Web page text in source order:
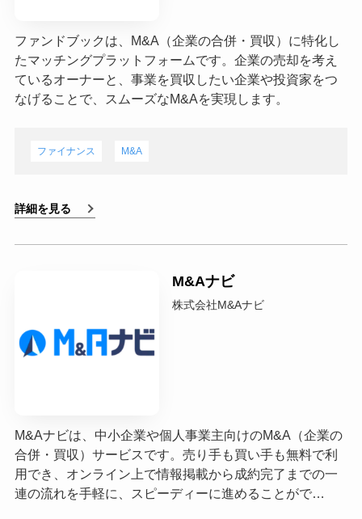
ファンドブックは、M&A（企業の合併・買収）に特化し
たマッチングプラットフォームです。企業の売却を考え
ているオーナーと、事業を買収したい企業や投資家をつ
なげることで、スムーズなM&Aを実現します。
ファイナンス M&A
詳細を見る
M&Aナビ
株式会社M&Aナビ
M&Aナビは、中小企業や個人事業主向けのM&A（企業の
合併・買収）サービスです。売り手も買い手も無料で利
用でき、オンライン上で情報掲載から成約完了までの一
連の流れを手軽に、スピーディーに進めることがで…